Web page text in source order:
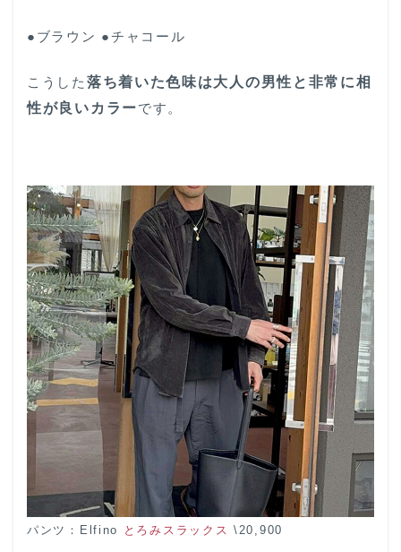
●ブラウン ●チャコール
こうした 落ち着いた色味は大人の男性と非常に相
性が良いカラーです。
パンツ：Elfino とろみスラックス \20,900